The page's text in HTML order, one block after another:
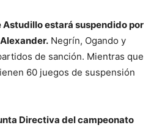
Astudillo estará suspendido por
Negrín, Ogando y
de sanción. Mientras que
60 juegos de suspensión
Directiva del campeonato